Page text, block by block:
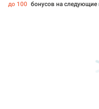
до 100 бонусов на следующие